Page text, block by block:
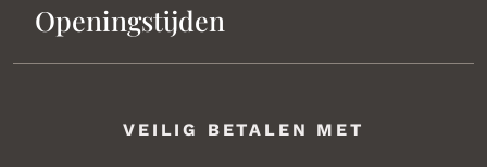
Openingstijden
VEILIG BETALEN MET